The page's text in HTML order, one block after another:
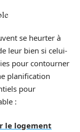
se heurter à
leur bien si celui-
pour contourner
planification
pour
:
le logement